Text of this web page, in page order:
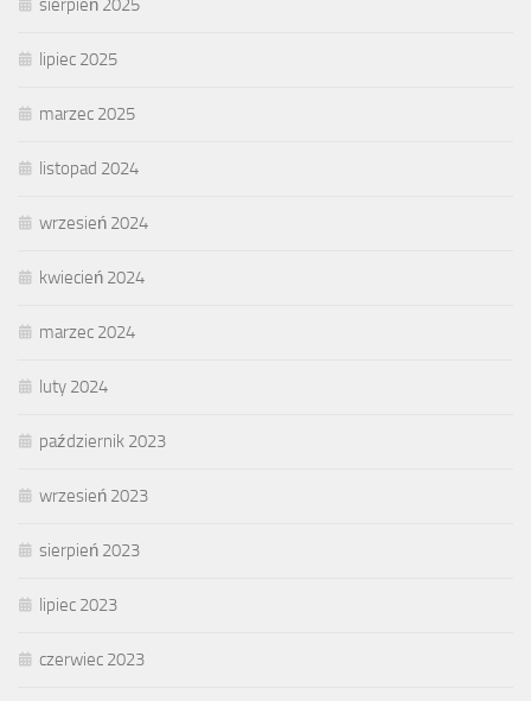
sierpień 2025
lipiec 2025
marzec 2025
listopad 2024
wrzesień 2024
kwiecień 2024
marzec 2024
luty 2024
październik 2023
wrzesień 2023
sierpień 2023
lipiec 2023
czerwiec 2023